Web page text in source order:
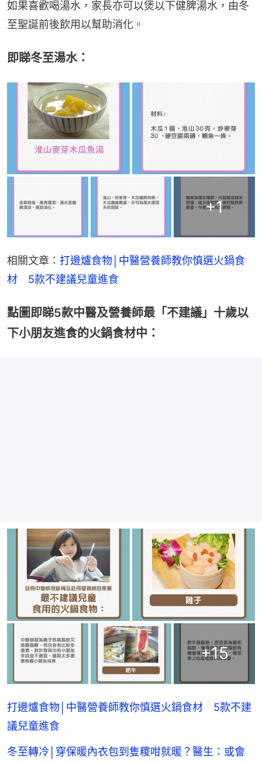
如果喜歡喝湯水，家長亦可以煲以下健脾湯水，由冬
至聖誕前後飲用以幫助消化。
即睇冬至湯水：
+1
相關文章： 打邊爐食物│中醫營養師教你慎選火鍋食
材　5款不建議兒童進食
點圖即睇5款中醫及營養師最「不建議」十歲以
下小朋友進食的火鍋食材中：
+15
打邊爐食物│中醫營養師教你慎選火鍋食材 5款不建
議兒童進食
冬至轉冷│穿保暖內衣包到隻糭咁就暖？醫生：或會